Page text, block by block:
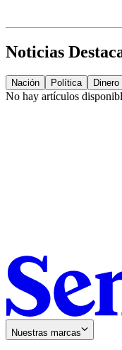
Noticias
Nación Política Dinero
No hay artículos
Nuestras marcas